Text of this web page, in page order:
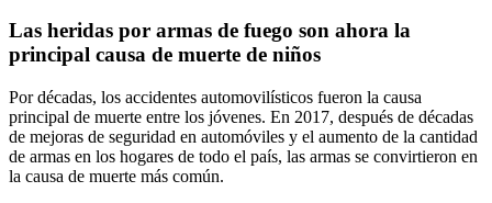
Las heridas por armas de fuego son ahora la
principal causa de muerte de niños
Por décadas, los accidentes automovilísticos fueron la causa
principal de muerte entre los jóvenes. En 2017, después de décadas
de mejoras de seguridad en automóviles y el aumento de la cantidad
de armas en los hogares de todo el país, las armas se convirtieron en
la causa de muerte más común.